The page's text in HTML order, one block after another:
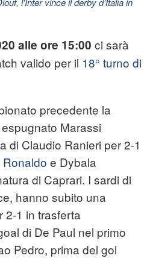
alle ore 15:00 ci sarà
valido per il 18° turno di
precedente la
Marassi
di Claudio Ranieri per 2-1
e Dybala
di Caprari. I sardi di
hanno subito una
2-1 in trasferta
di De Paul nel primo
Pedro, prima del gol